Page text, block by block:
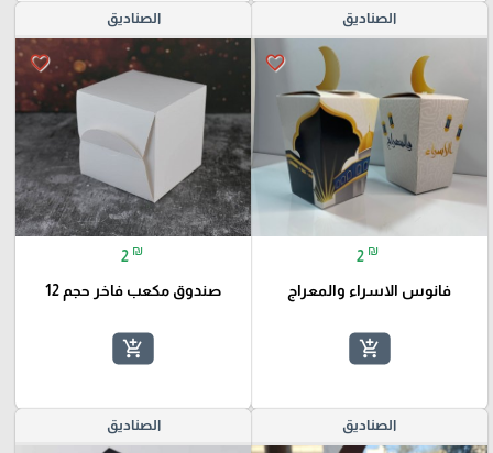
الصناديق
favorite_border
2 ₪
فانوس الاسراء والمعراج
add_shopping_cart
الصناديق
favorite_border
2 ₪
صندوق مكعب فاخر حجم 12
add_shopping_cart
الصناديق الصناديق